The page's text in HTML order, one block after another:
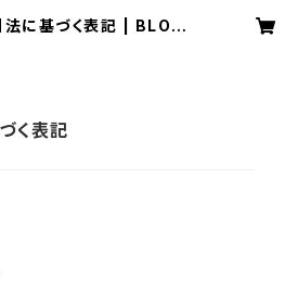
法に基づく表記 | BLOW
く表記